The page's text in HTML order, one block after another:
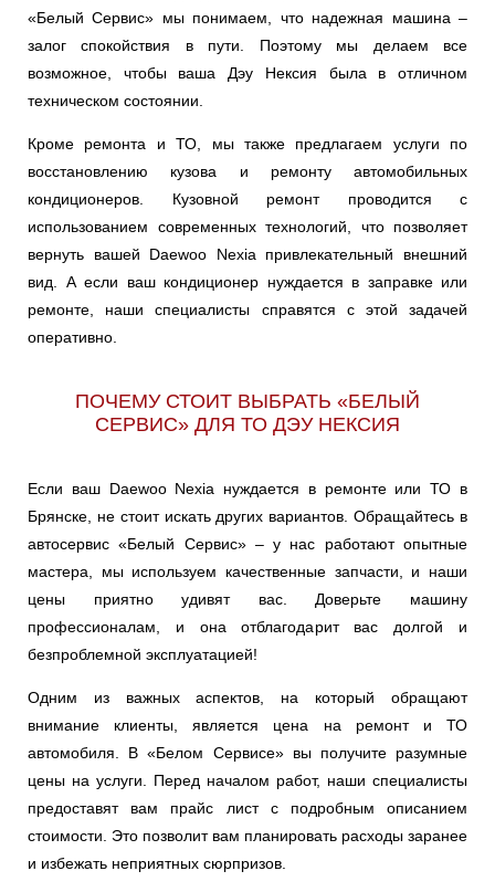
«Белый Сервис» мы понимаем, что надежная машина –
залог спокойствия в пути. Поэтому мы делаем все
возможное, чтобы ваша Дэу Нексия была в отличном
техническом состоянии.
Кроме ремонта и ТО, мы также предлагаем услуги по
восстановлению кузова и ремонту автомобильных
кондиционеров. Кузовной ремонт проводится с
использованием современных технологий, что позволяет
вернуть вашей Daewoo Nexia привлекательный внешний
вид. А если ваш кондиционер нуждается в заправке или
ремонте, наши специалисты справятся с этой задачей
оперативно.
ПОЧЕМУ СТОИТ ВЫБРАТЬ «БЕЛЫЙ
СЕРВИС» ДЛЯ ТО ДЭУ НЕКСИЯ
Если ваш Daewoo Nexia нуждается в ремонте или ТО в
Брянске, не стоит искать других вариантов. Обращайтесь в
автосервис «Белый Сервис» – у нас работают опытные
мастера, мы используем качественные запчасти, и наши
цены приятно удивят вас. Доверьте машину
профессионалам, и она отблагодарит вас долгой и
безпроблемной эксплуатацией!
Одним из важных аспектов, на который обращают
внимание клиенты, является цена на ремонт и ТО
автомобиля. В «Белом Сервисе» вы получите разумные
цены на услуги. Перед началом работ, наши специалисты
предоставят вам прайс лист с подробным описанием
стоимости. Это позволит вам планировать расходы заранее
и избежать неприятных сюрпризов.